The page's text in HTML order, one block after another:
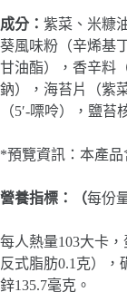
成分： 紫菜、米糠
葵風味粉（辛烯基
甘油酯），香辛料
鈉），海苔片（紫
（5′-嘌呤），鹽苔
*預覽資訊：本產
營養指標：（每份
每人熱量103大卡，
反式脂肪0.1克），
鋅135.7毫克。